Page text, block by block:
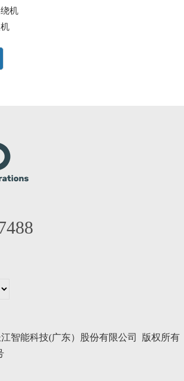
机
江智能科技(广东）股份有限公司 版权所有